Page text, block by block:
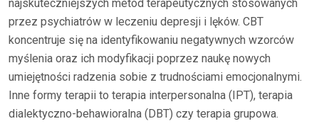
najskuteczniejszych metod terapeutycznych stosowanych
przez psychiatrów w leczeniu depresji i lęków. CBT
koncentruje się na identyfikowaniu negatywnych wzorców
myślenia oraz ich modyfikacji poprzez naukę nowych
umiejętności radzenia sobie z trudnościami emocjonalnymi.
Inne formy terapii to terapia interpersonalna (IPT), terapia
dialektyczno-behawioralna (DBT) czy terapia grupowa.